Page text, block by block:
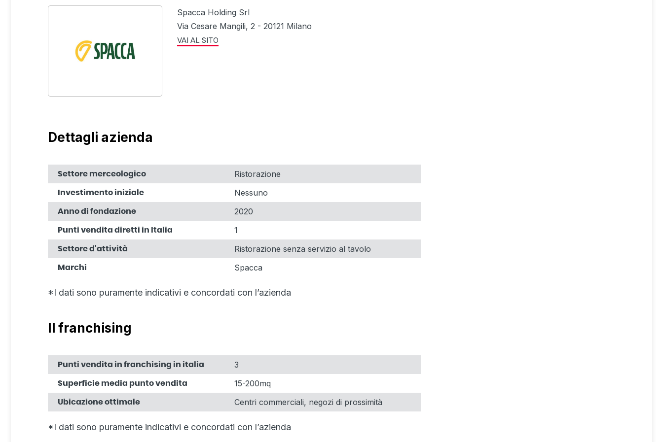
Spacca Holding Srl
Via Cesare Mangili, 2 - 20121 Milano
VAI AL SITO
Dettagli azienda
Settore merceologico Ristorazione
Investimento iniziale Nessuno
Anno di fondazione 2020
Punti vendita diretti in Italia 1
Settore d'attività Ristorazione senza servizio al tavolo
Marchi Spacca
*I dati sono puramente indicativi e concordati con l’azienda
Il franchising
Punti vendita in franchising in italia 3
Superficie media punto vendita 15-200mq
Ubicazione ottimale Centri commerciali, negozi di prossimità
*I dati sono puramente indicativi e concordati con l’azienda